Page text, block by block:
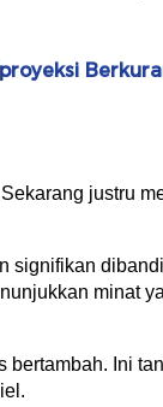
justru
signifikan
minat
bertambah. Ini